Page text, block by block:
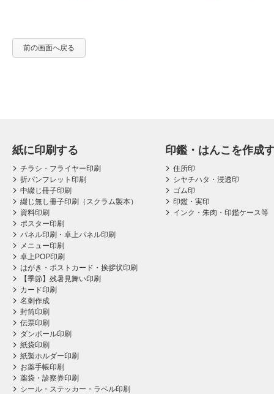
前の画面へ戻る
紙に印刷する
チラシ・フライヤー印刷
折パンフレット印刷
中綴じ冊子印刷
綴じ無し冊子印刷（スクラム製本）
資料印刷
ポスター印刷
パネル印刷・卓上パネル印刷
メニュー印刷
卓上POP印刷
はがき・ポストカード・挨拶状印刷
【季節】残暑見舞い印刷
カード印刷
名刺作成
封筒印刷
伝票印刷
ダンボール印刷
紙袋印刷
紙製ホルダー印刷
お薬手帳印刷
薬袋・診察券印刷
シール・ステッカー・ラベル印刷
印鑑・はんこを作成
住所印
シヤチハタ・浸透印
ゴム印
印鑑・実印
インク・朱肉・印鑑ケース等